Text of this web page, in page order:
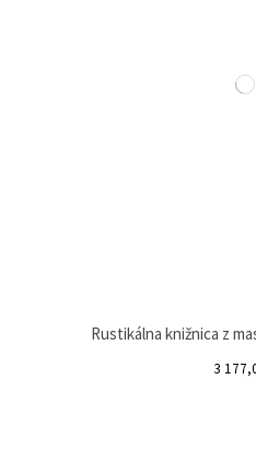
Rustikálna knižnica z
3